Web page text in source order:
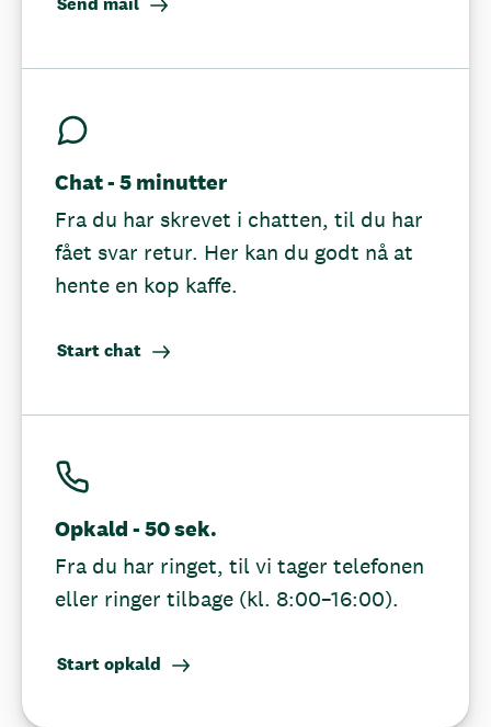
Chat - 5 minutter
Fra du har skrevet i chatten, til du har
fået svar retur. Her kan du godt nå at
hente en kop kaffe.
Start chat
Opkald - 50 sek.
Fra du har ringet, til vi tager telefonen
eller ringer tilbage (kl. 8:00–16:00).
Start opkald